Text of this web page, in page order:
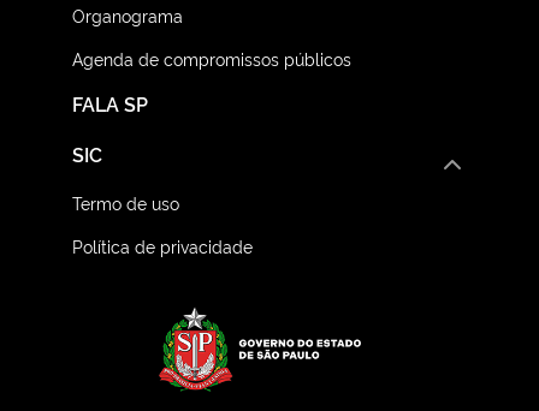
FALA SP
Organograma
Agenda de compromissos públicos
SIC
Termo de uso
Política de privacidade